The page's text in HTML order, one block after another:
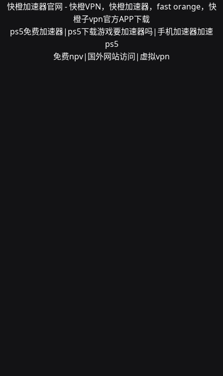
快橙加速器官网 - 快橙VPN，快橙加速器，fast orange，快
橙子vpn官方APP下载
ps5免费加速器|ps5下载游戏要加速器吗|手机加速器加速
ps5
免费npv|国外网站访问|虚拟vpn